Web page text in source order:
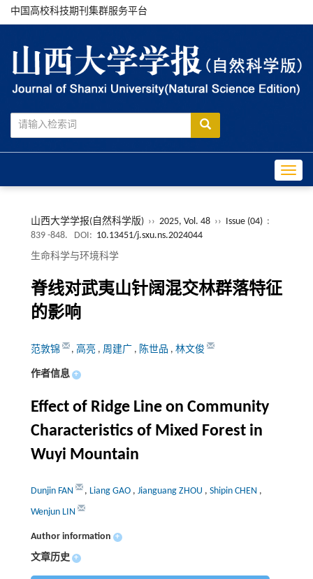
中国高校科技期刊集群服务平台
山西大学学报(自然科学版) ›› 2025, Vol. 48 ›› Issue (04) :
839 -848.
DOI: 10.13451/j.sxu.ns.2024044
生命科学与环境科学
脊线对武夷山针阔混交林群落特征
的影响
范敦锦 , 高亮 , 周建广 , 陈世品 , 林文俊
作者信息 +
Effect of Ridge Line on Community
Characteristics of Mixed Forest in
Wuyi Mountain
Dunjin FAN , Liang GAO , Jianguang ZHOU , Shipin CHEN ,
Wenjun LIN
Author information +
文章历史 +